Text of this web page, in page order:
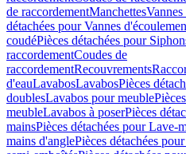
de raccordementManchettes
détachées pour Vannes
coudéPièces détachées pour
raccordementCoudes de
raccordementRecouvrements
d'eauLavabosLavabosPièces
doublesLavabos pour meuble
meubleLavabos à poserPièces
mainsPièces détachées pour Lave-
mains d'anglePièces détachées